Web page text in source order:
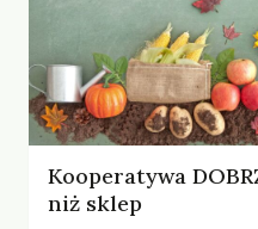
Polsce.
Kooperatywa
niż sklep